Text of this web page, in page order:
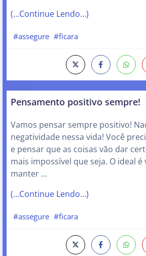
(…Continue Lendo…)
#assegure #ficara
Pensamento positivo sempre!
Vamos pensar sempre positivo!
negatividade nessa vida! Você
e pensar que as coisas vão dar
mais impossível que seja. O ideal é
manter …
(…Continue Lendo…)
#assegure #ficara